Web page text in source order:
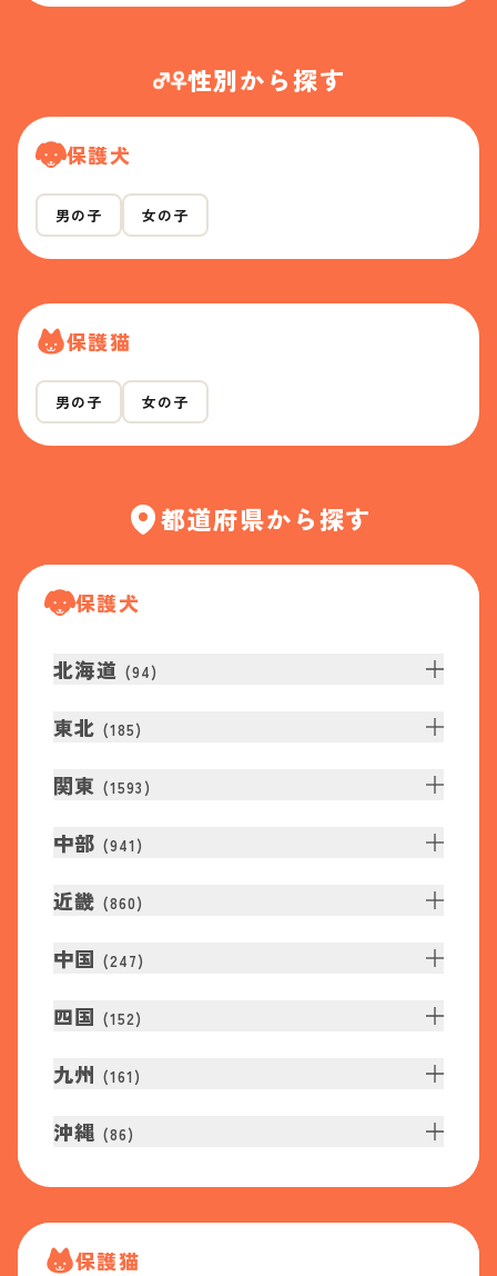
性別から探す
保護犬
男の子 女の子
保護猫
男の子 女の子
都道府県から探す
保護犬
北海道 (94)
東北 (185)
関東 (1593 )
中部 (941 )
近畿 (860)
中国 (247)
四国 (152)
九州 (161 )
沖縄 (86)
保護猫